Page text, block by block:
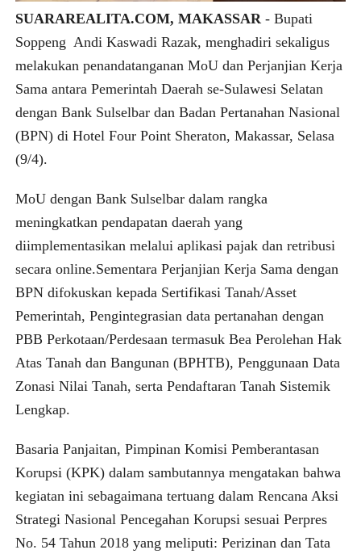
SUARAREALITA.COM, MAKASSAR - Bupati
Soppeng Andi Kaswadi Razak, menghadiri sekaligus
melakukan penandatanganan MoU dan Perjanjian Kerja
Sama antara Pemerintah Daerah se-Sulawesi Selatan
dengan Bank Sulselbar dan Badan Pertanahan Nasional
(BPN) di Hotel Four Point Sheraton, Makassar, Selasa
(9/4).
MoU dengan Bank Sulselbar dalam rangka
meningkatkan pendapatan daerah yang
diimplementasikan melalui aplikasi pajak dan retribusi
secara online.Sementara Perjanjian Kerja Sama dengan
BPN difokuskan kepada Sertifikasi Tanah/Asset
Pemerintah, Pengintegrasian data pertanahan dengan
PBB Perkotaan/Perdesaan termasuk Bea Perolehan Hak
Atas Tanah dan Bangunan (BPHTB), Penggunaan Data
Zonasi Nilai Tanah, serta Pendaftaran Tanah Sistemik
Lengkap.
Basaria Panjaitan, Pimpinan Komisi Pemberantasan
Korupsi (KPK) dalam sambutannya mengatakan bahwa
kegiatan ini sebagaimana tertuang dalam Rencana Aksi
Strategi Nasional Pencegahan Korupsi sesuai Perpres
No. 54 Tahun 2018 yang meliputi: Perizinan dan Tata